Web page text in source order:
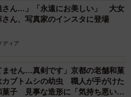
さん…」「永遠にお美しい」 大女
ん、写真家のインスタに登場
ディア
ません…真剣です」京都の老舗和菓
ブトムシの幼虫 職人が手がけた
菓子 見事な造形に「気持ち悪いく